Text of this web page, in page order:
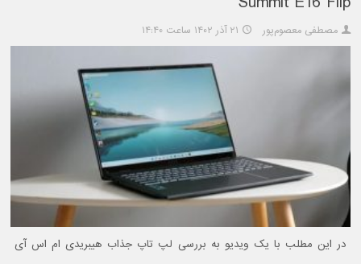
مصطفی معصوم‌پور ۲۱ آذر ۱۴۰۲ ساعت ۱۴:۴۰
در این مطلب با یک ویدیو به بررسی لپ تاپ جذاب هیبریدی ام اس آی